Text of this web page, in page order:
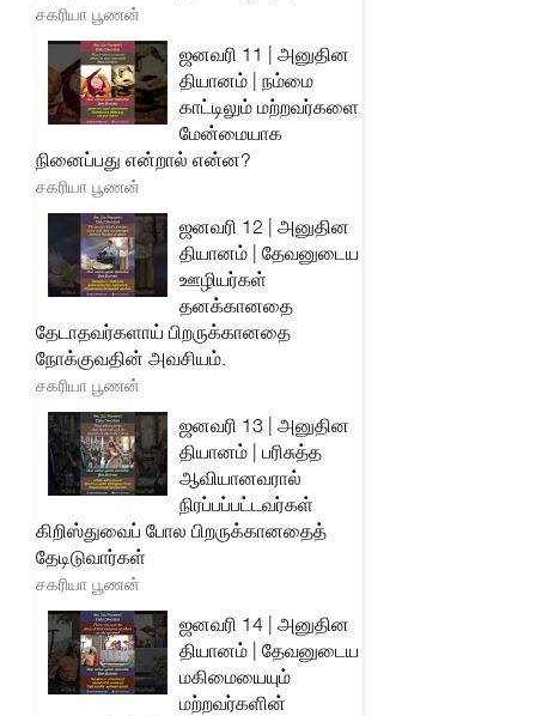
சகரியா பூணன்
ஜனவரி 11 | அனுதின
தியானம் | நம்மை
காட்டிலும் மற்றவர்களை
மேன்மையாக
நினைப்பது என்றால் என்ன?
சகரியா பூணன்
ஜனவரி 12 | அனுதின
தியானம் | தேவனுடைய
ஊழியர்கள்
தனக்கானதை
தேடாதவர்களாய் பிறருக்கானதை
நோக்குவதின் அவசியம்.
சகரியா பூணன்
ஜனவரி 13 | அனுதின
தியானம் | பரிசுத்த
ஆவியானவரால்
நிரப்பப்பட்டவர்கள்
கிறிஸ்துவைப் போல பிறருக்கானதைத்
தேடிடுவார்கள்
சகரியா பூணன்
ஜனவரி 14 | அனுதின
தியானம் | தேவனுடைய
மகிமையையும்
மற்றவர்களின்